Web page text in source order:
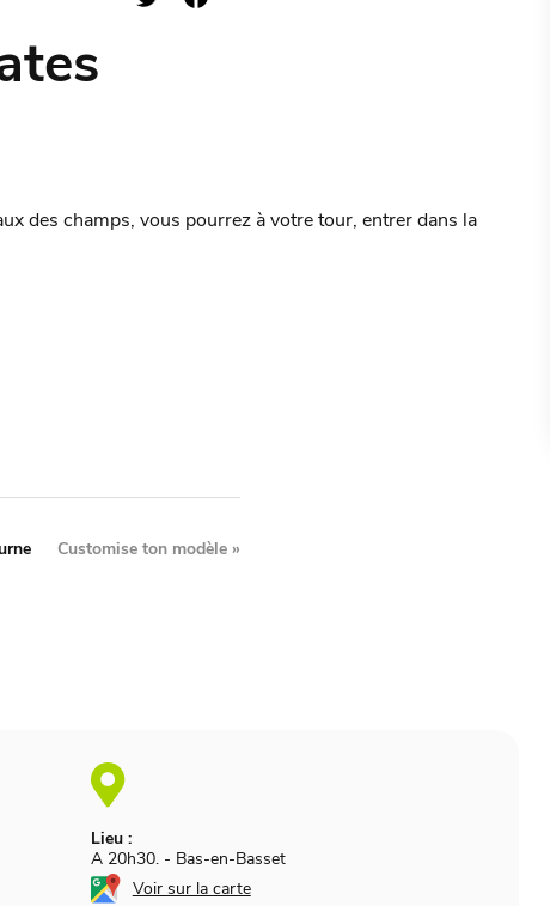
des champs, vous pourrez à votre tour, entrer dans la
Lieu :
A 20h30. - Bas-en-Basset
Voir sur la carte
Customise ton modèle »